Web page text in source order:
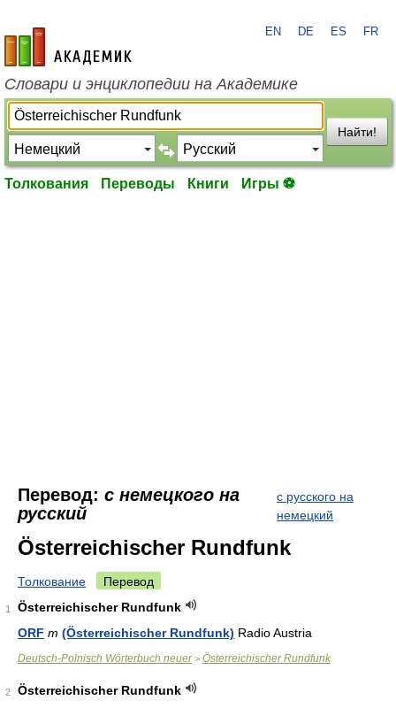
academic.ru
EN DE ES FR
Словари и энциклопедии на Академике
Найти!
Толкования Переводы Книги Игры ⚽
Перевод: с немецкого на
русский
с русского на
немецкий
Österreichischer Rundfunk
Толкование Перевод
1
Österreichischer Rundfunk
ORF m (Österreichischer Rundfunk) Radio Austria
Deutsch-Polnisch Wörterbuch neuer> Österreichischer Rundfunk
2
Österreichischer Rundfunk